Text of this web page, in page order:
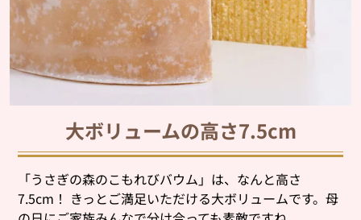
大ボリュームの高さ7.5cm
「うさぎの森のこもれびバウム」は、なんと高さ
7.5cm！ きっとご満足いただける大ボリュームです。母